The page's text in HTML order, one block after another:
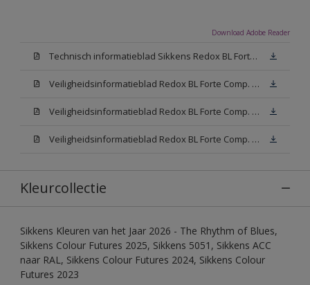
Download Adobe Reader
Technisch informatieblad Sikkens Redox BL Forte (PDF)
Veiligheidsinformatieblad Redox BL Forte Comp. B (MSDS)
Veiligheidsinformatieblad Redox BL Forte Comp. -A W05 (MSDS)
Veiligheidsinformatieblad Redox BL Forte Comp. -A N00 (MSDS)
Kleurcollectie
Sikkens Kleuren van het Jaar 2026 - The Rhythm of Blues,
Sikkens Colour Futures 2025, Sikkens 5051, Sikkens ACC
naar RAL, Sikkens Colour Futures 2024, Sikkens Colour
Futures 2023